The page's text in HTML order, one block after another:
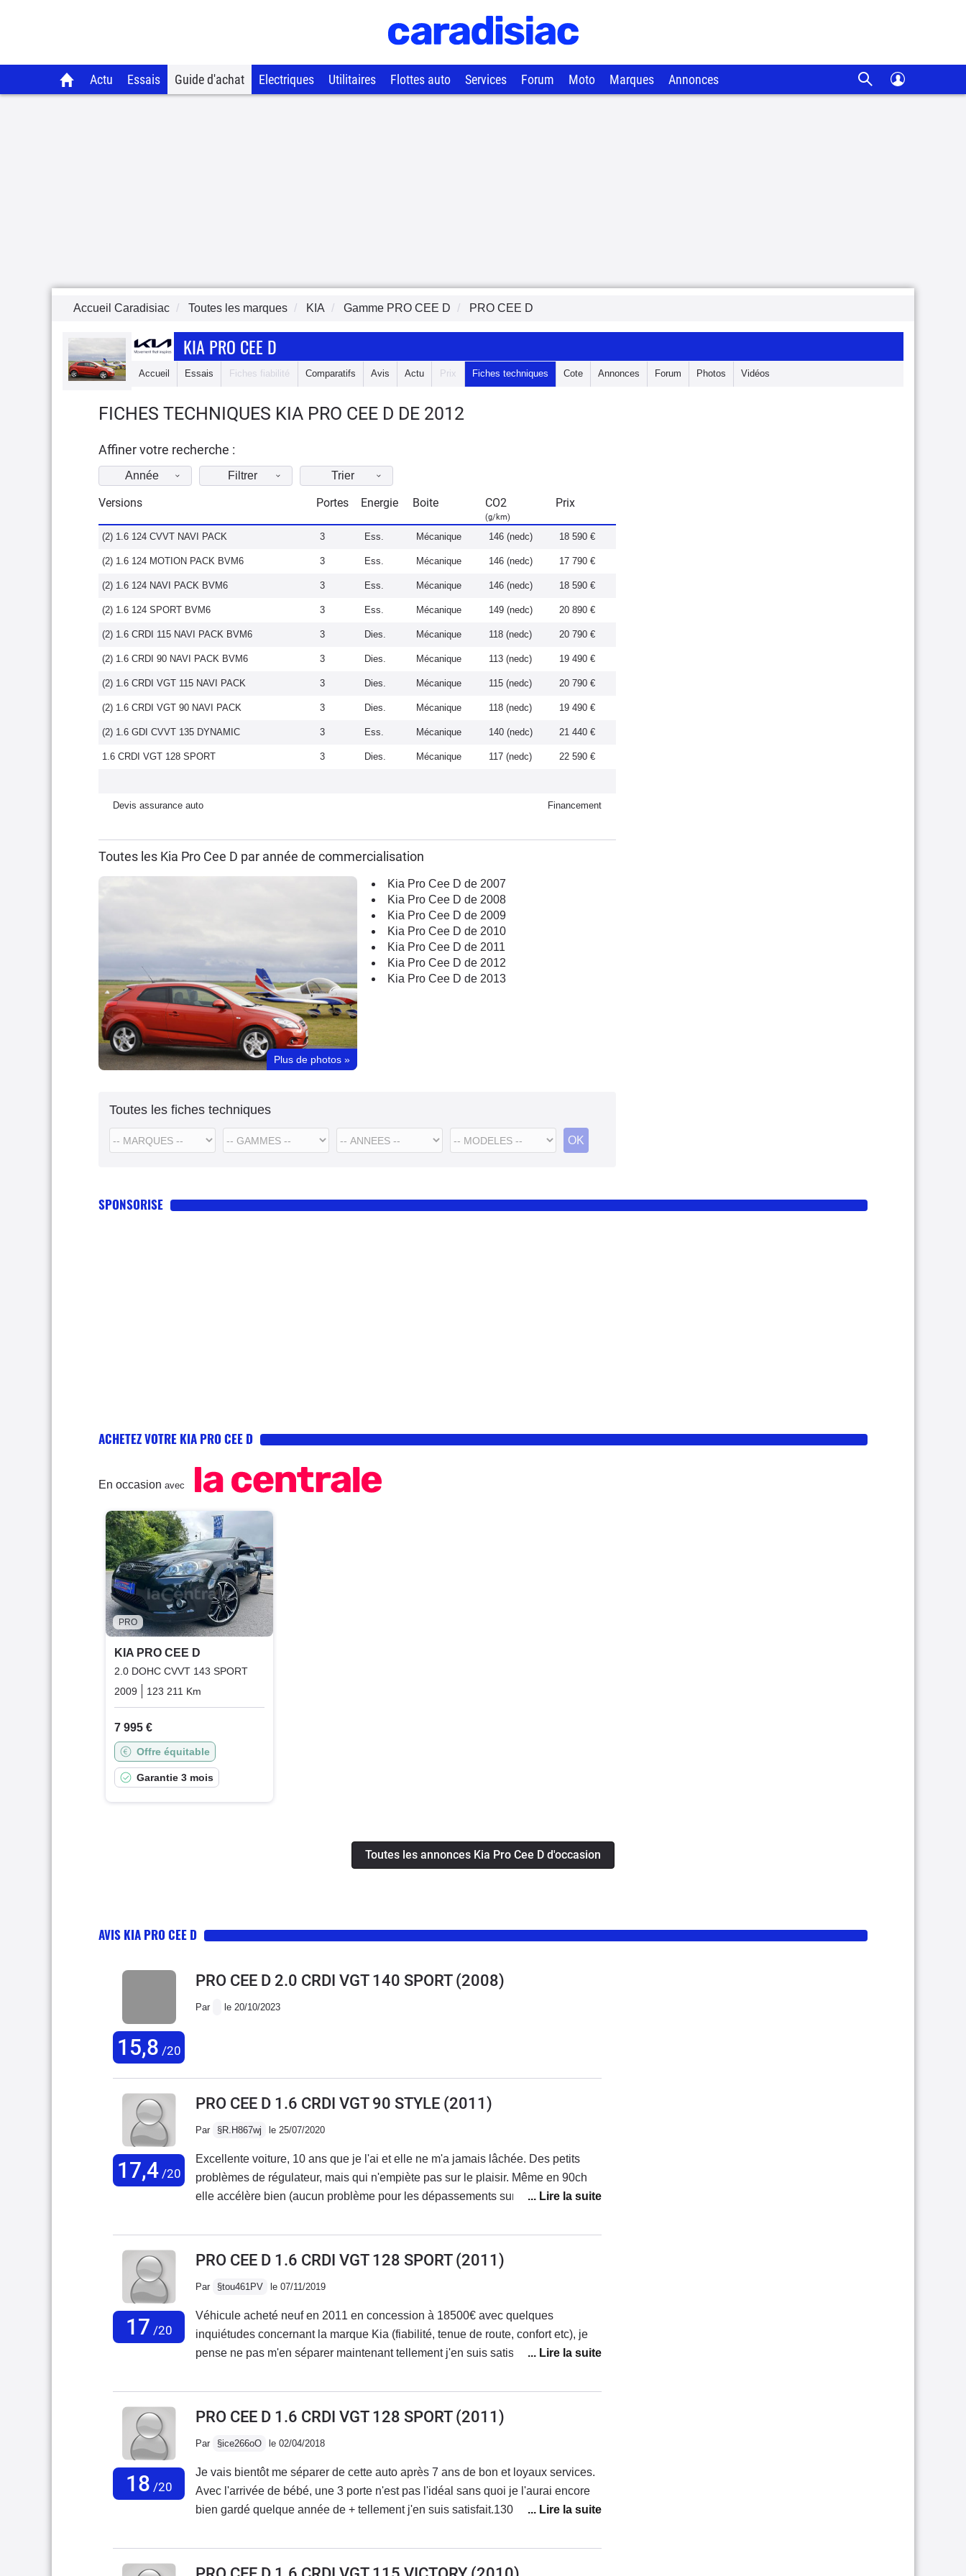
Actu Essais Guide d'achat Electriques Utilitaires Flottes auto Services Forum Moto Marques Annonces
Accueil Caradisiac Toutes les marques KIA Gamme PRO CEE D PRO CEE D
KIA PRO CEE D
Accueil Essais Fiches fiabilité Comparatifs Avis Actu Prix Fiches techniques Cote Annonces Forum Photos Vidéos
FICHES TECHNIQUES KIA PRO CEE D DE 2012
Affiner votre recherche :
Année Filtrer Trier
Versions Portes Energie Boite CO2
(g/km)
Prix
(2) 1.6 124 CVVT NAVI PACK 3 Ess. Mécanique 146 (nedc) 18 590 €
(2) 1.6 124 MOTION PACK BVM6 3 Ess. Mécanique 146 (nedc) 17 790 €
(2) 1.6 124 NAVI PACK BVM6 3 Ess. Mécanique 146 (nedc) 18 590 €
(2) 1.6 124 SPORT BVM6 3 Ess. Mécanique 149 (nedc) 20 890 €
(2) 1.6 CRDI 115 NAVI PACK BVM6 3 Dies. Mécanique 118 (nedc) 20 790 €
(2) 1.6 CRDI 90 NAVI PACK BVM6 3 Dies. Mécanique 113 (nedc) 19 490 €
(2) 1.6 CRDI VGT 115 NAVI PACK 3 Dies. Mécanique 115 (nedc) 20 790 €
(2) 1.6 CRDI VGT 90 NAVI PACK 3 Dies. Mécanique 118 (nedc) 19 490 €
(2) 1.6 GDI CVVT 135 DYNAMIC 3 Ess. Mécanique 140 (nedc) 21 440 €
1.6 CRDI VGT 128 SPORT 3 Dies. Mécanique 117 (nedc) 22 590 €
Devis assurance auto Financement
Toutes les Kia Pro Cee D par année de commercialisation
Plus de photos »
Kia Pro Cee D de 2007
Kia Pro Cee D de 2008
Kia Pro Cee D de 2009
Kia Pro Cee D de 2010
Kia Pro Cee D de 2011
Kia Pro Cee D de 2012
Kia Pro Cee D de 2013
Toutes les fiches techniques
SPONSORISE
ACHETEZ VOTRE KIA PRO CEE D
En occasion avec
PRO
KIA PRO CEE D
2.0 DOHC CVVT 143 SPORT
2009
123 211 Km
7 995 €
Offre équitable
Garantie 3 mois
Toutes les annonces Kia Pro Cee D d'occasion
AVIS KIA PRO CEE D
15,8 /20
PRO CEE D 2.0 CRDI VGT 140 SPORT(2008)
Par le 20/10/2023
17,4/20
PRO CEE D 1.6 CRDI VGT 90 STYLE (2011)
Par §R.H867wj le 25/07/2020
Excellente voiture, 10 ans que je l'ai et elle ne m'a jamais lâchée. Des petits
problèmes de régulateur, mais qui n'empiète pas sur le plaisir. Même en 90ch
elle accélère bien (aucun problème pour les dépassements sur nationales).
contre, le concessionnaire kia n'est soit pas honnête, soit pas compétent. J'ai dû
y retourner 3 fois pour mon problème de régulateur et il n'a jamais réussi à le
17 /20
PRO CEE D 1.6 CRDI VGT 128 SPORT(2011)
Par §tou461PV le 07/11/2019
Véhicule acheté neuf en 2011 en concession à 18500€ avec quelques
inquiétudes concernant la marque Kia (fiabilité, tenue de route, confort etc), je
pense ne pas m'en séparer maintenant tellement j'en suis satisfait. C'est mon
charge sous garantie et sans négociation) : système anti-pincement des mains
sur les vitres, condenseur de clim (fuite), 1 roulement de roue, je n'ai aucun
soucis avec, pas un seul voyant fugitif ou autre.Pas de bruits suspects ni de
craquements de tableau de bord et autres comme j'ai pu le lire, le cuir que
j’entretien 1 fois par an est presque comme neuf.Les plastiques sont de bonnes
factures, pas mal de plastiques moussés (porte, tableau de bord), les
ajustement sont vraiment bons, sans être excellent.Changement des pneus par
18 /20
PRO CEE D 1.6 CRDI VGT 128 SPORT(2011)
Par §ice266oO le 02/04/2018
Je vais bientôt me séparer de cette auto après 7 ans de bon et loyaux services.
Avec l'arrivée de bébé, une 3 porte n'est pas l'idéal sans quoi je l'aurai encore
bien gardé quelque année de + tellement j'en suis satisfait.130 000 Km de pur
garagistes chez qui je suis allé faire l'entretient m'ont tenu le même discourt, ce
modéle avec ce moteur est increvable et j'aurai j'en suis persuadé faire encore